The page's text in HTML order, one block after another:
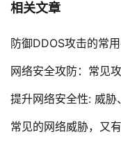
相关文章
防御DDOS攻击的常
网络安全攻防：常见
提升网络安全性: 威
常见的网络威胁，又